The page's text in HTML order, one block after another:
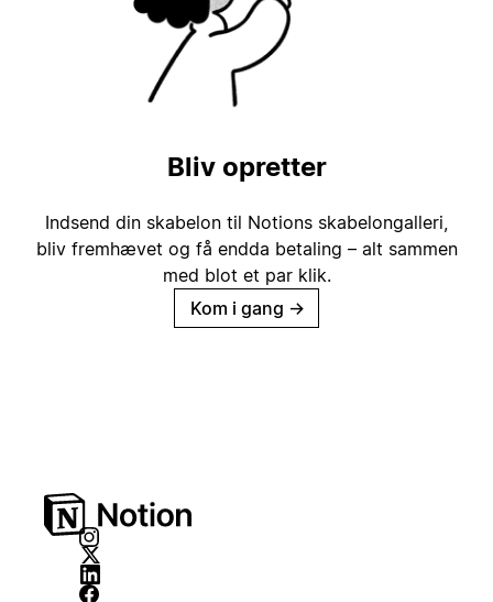
Bliv opretter
Indsend din skabelon til Notions skabelongalleri,
bliv fremhævet og få endda betaling – alt sammen
med blot et par klik.
Kom i gang →